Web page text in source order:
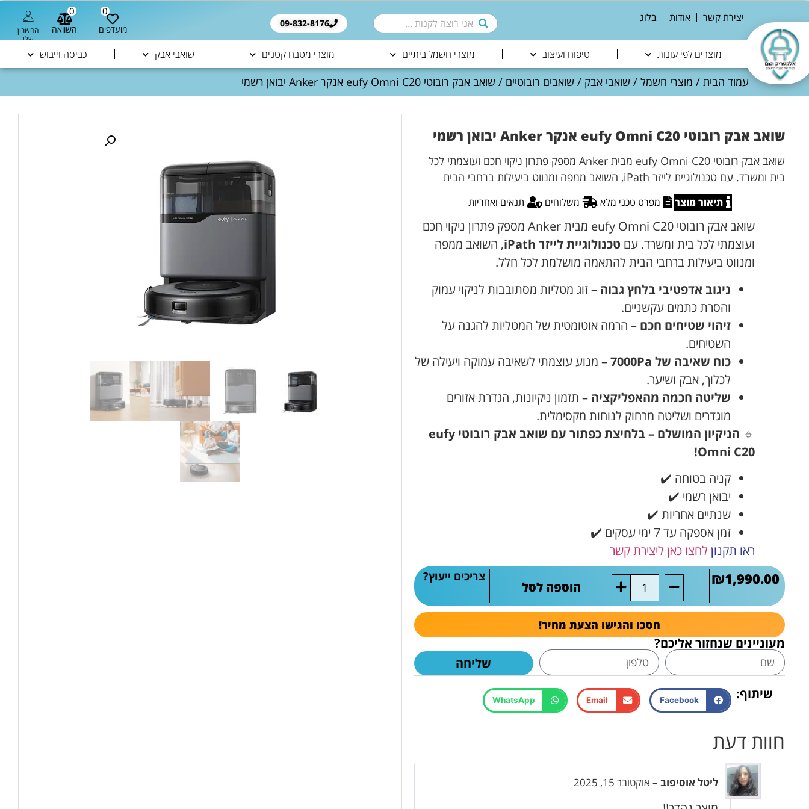
יצירת קשר אודות בלוג 09-832-8176​
מועדפים
0
השוואה
0
החשבון
שלי
מוצרים לפי עונות טיפוח ועיצוב מוצרי חשמל ביתיים מוצרי מטבח קטנים שואבי אבק כביסה וייבוש
עמוד הבית / מוצרי חשמל / שואבי אבק / שואבים רובוטיים / שואב אבק רובוטי eufy Omni C20 אנקר Anker יבואן רשמי
שואב אבק רובוטי eufy Omni C20 אנקר Anker יבואן רשמי
שואב אבק רובוטי eufy Omni C20 מבית Anker מספק פתרון ניקוי חכם ועוצמתי לכל
בית ומשרד. עם טכנולוגיית לייזר iPath, השואב ממפה ומנווט ביעילות ברחבי הבית
תיאור מוצר מפרט טכני מלא משלוחים תנאים ואחריות
שואב אבק רובוטי eufy Omni C20 מבית Anker מספק פתרון ניקוי חכם
ועוצמתי לכל בית ומשרד. עם טכנולוגיית לייזר iPath
, השואב ממפה
ומנווט ביעילות ברחבי הבית להתאמה מושלמת לכל חלל.
ניגוב אדפטיבי בלחץ גבוה – זוג מטליות מסתובבות לניקוי עמוק
והסרת כתמים עקשניים.
זיהוי שטיחים חכם – הרמה אוטומטית של המטליות להגנה על
השטיחים.
כוח שאיבה של 7000Pa
– מנוע עוצמתי לשאיבה עמוקה ויעילה של
לכלוך, אבק ושיער.
שליטה חכמה מהאפליקציה – תזמון ניקיונות, הגדרת אזורים
מוגדרים ושליטה מרחוק לנוחות מקסימלית.
🔹
הניקיון המושלם – בלחיצת כפתור עם שואב אבק רובוטי eufy
Omni C20!
קניה בטוחה ✔️
יבואן רשמי ✔️
שנתיים אחריות ✔️
זמן אספקה עד 7 ימי עסקים ✔️
ראו תקנון לחצו כאן ליצירת קשר
₪1,990.00 הוספה לסל
צריכים ייעוץ?
חסכו והגישו הצעת מחיר!
מעוניינים שנחזור אליכם?
שליחה
שיתוף:
Facebook
Email
WhatsApp
חוות דעת
ליטל אוסיפוב – אוקטובר 15, 2025